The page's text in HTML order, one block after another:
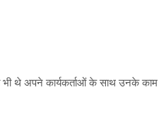
कार्यकर्ताओं के साथ उनके काम में